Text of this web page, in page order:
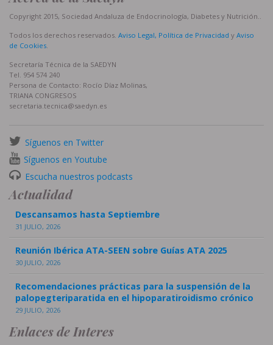
Copyright 2015, Sociedad Andaluza de Endocrinología, Diabetes y Nutrición..
Todos los derechos reservados. Aviso Legal, Política de Privacidad y Aviso
de Cookies.
Secretaría Técnica de la SAEDYN
Tel. 954 574 240
Persona de Contacto: Rocío Díaz Molinas,
TRIANA CONGRESOS
secretaria.tecnica@saedyn.es
Síguenos en Twitter
Síguenos en Youtube
Escucha nuestros podcasts
Actualidad
Descansamos hasta Septiembre
31 JULIO, 2026
Reunión Ibérica ATA-SEEN sobre Guías ATA 2025
30 JULIO, 2026
Recomendaciones prácticas para la suspensión de la
palopegteriparatida en el hipoparatiroidismo crónico
29 JULIO, 2026
Enlaces de Interes